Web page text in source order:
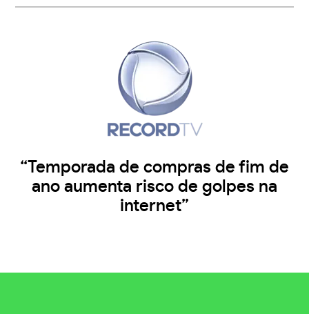
“Temporada de compras de fim de
ano aumenta risco de golpes na
internet”